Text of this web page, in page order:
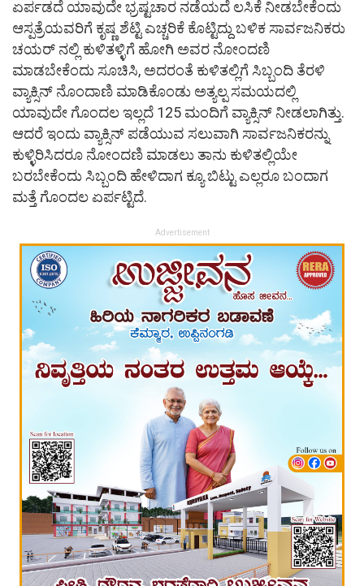
ಏರ್ಪಡದೆ ಯಾವುದೇ ಭ್ರಷ್ಟಚಾರ ನಡೆಯದೆ ಲಸಿಕೆ ನೀಡಬೇಕೆಂದು
ಆಸ್ಪತ್ರೆಯವರಿಗೆ ಕೃಷ್ಣ ಶೆಟ್ಟಿ ಎಚ್ಚರಿಕೆ ಕೊಟ್ಟಿದ್ದು ಬಳಿಕ ಸಾರ್ವಜನಿಕರು
ಚಯರ್ ನಲ್ಲಿ ಕುಳಿತಳ್ಳಿಗೆ ಹೋಗಿ ಅವರ ನೋಂದಣಿ
ಮಾಡಬೇಕೆಂದು ಸೂಚಿಸಿ, ಅದರಂತೆ ಕುಳಿತಲ್ಲಿಗೆ ಸಿಬ್ಬಂದಿ ತೆರಳಿ
ವ್ಯಾಕ್ಸಿನ್ ನೊಂದಾಣಿ ಮಾಡಿಕೊಂಡು ಅತ್ಯಲ್ಪ ಸಮಯದಲ್ಲಿ
ಯಾವುದೇ ಗೊಂದಲ ಇಲ್ಲದೆ 125 ಮಂದಿಗೆ ವ್ಯಾಕ್ಸಿನ್ ನೀಡಲಾಗಿತ್ತು.
ಆದರೆ ಇಂದು ವ್ಯಾಕ್ಸಿನ್ ಪಡೆಯುವ ಸಲುವಾಗಿ ಸಾರ್ವಜನಿಕರನ್ನು
ಕುಳ್ಳಿರಿಸಿದರೂ ನೋಂದಣಿ ಮಾಡಲು ತಾನು ಕುಳಿತಲ್ಲಿಯೇ
ಬರಬೇಕೆಂದು ಸಿಬ್ಬಂದಿ ಹೇಳಿದಾಗ ಕ್ಯೂ ಬಿಟ್ಟು ಎಲ್ಲರೂ ಬಂದಾಗ
ಮತ್ತೆ ಗೊಂದಲ ಏರ್ಪಟ್ಟಿದೆ.
Advertisement